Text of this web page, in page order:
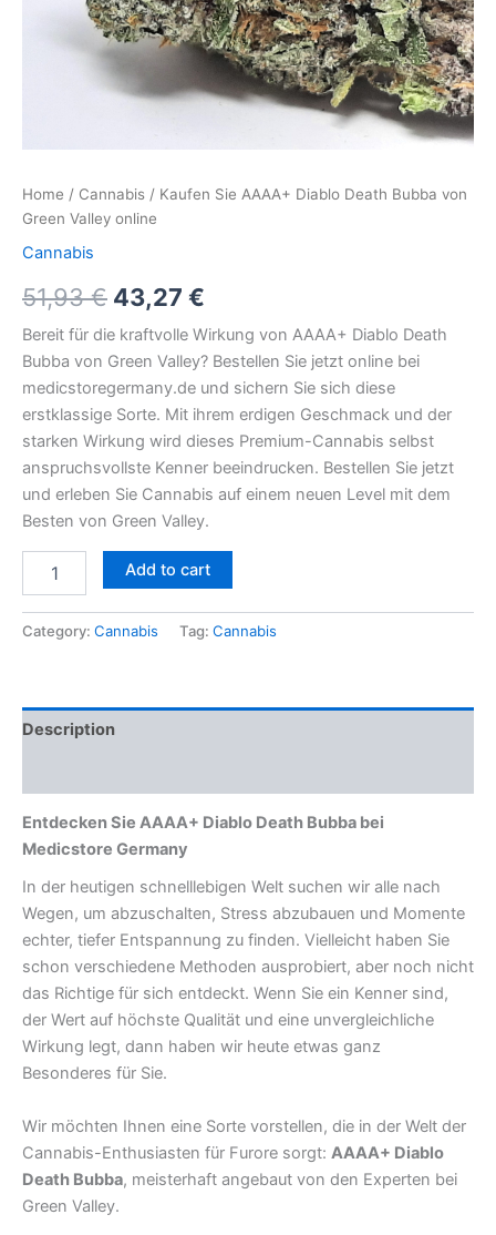
Home / Cannabis / Kaufen Sie AAAA+ Diablo Death Bubba von
Green Valley online
Cannabis
51,93€ 43,27 €
Bereit für die kraftvolle Wirkung von AAAA+ Diablo Death
Bubba von Green Valley? Bestellen Sie jetzt online bei
medicstoregermany.de und sichern Sie sich diese
erstklassige Sorte. Mit ihrem erdigen Geschmack und der
starken Wirkung wird dieses Premium-Cannabis selbst
anspruchsvollste Kenner beeindrucken. Bestellen Sie jetzt
und erleben Sie Cannabis auf einem neuen Level mit dem
Besten von Green Valley.
Add to cart
Category: Cannabis Tag: Cannabis
Description
Entdecken Sie AAAA+ Diablo Death Bubba bei
Medicstore Germany
In der heutigen schnelllebigen Welt suchen wir alle nach
Wegen, um abzuschalten, Stress abzubauen und Momente
echter, tiefer Entspannung zu finden. Vielleicht haben Sie
schon verschiedene Methoden ausprobiert, aber noch nicht
das Richtige für sich entdeckt. Wenn Sie ein Kenner sind,
der Wert auf höchste Qualität und eine unvergleichliche
Wirkung legt, dann haben wir heute etwas ganz
Besonderes für Sie.
Wir möchten Ihnen eine Sorte vorstellen, die in der Welt der
Cannabis-Enthusiasten für Furore sorgt: AAAA+ Diablo
Death Bubba, meisterhaft angebaut von den Experten bei
Green Valley.